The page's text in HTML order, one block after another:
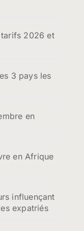
2026 et
3 pays les
en
en Afrique
influençant
expatriés